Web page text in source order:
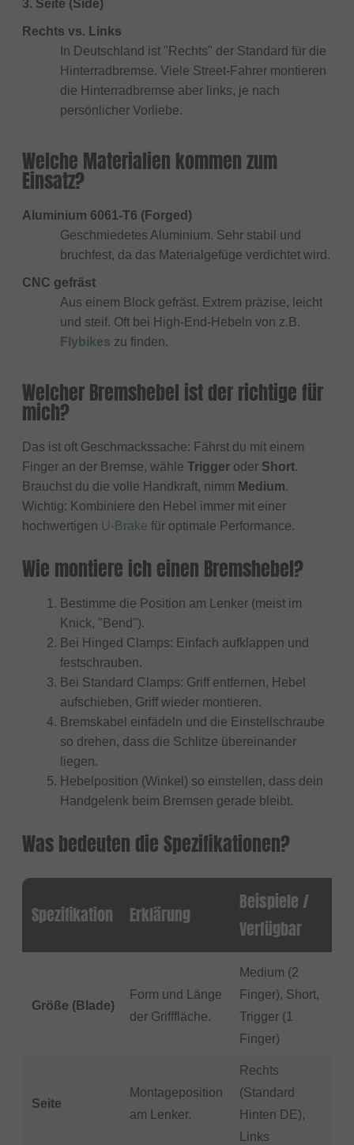
3. Seite (Side)
Rechts vs. Links
In Deutschland ist "Rechts" der Standard für die
Hinterradbremse. Viele Street-Fahrer montieren
die Hinterradbremse aber links, je nach
persönlicher Vorliebe.
Welche Materialien kommen zum
Einsatz?
Aluminium 6061-T6 (Forged)
Geschmiedetes Aluminium. Sehr stabil und
bruchfest, da das Materialgefüge verdichtet wird.
CNC gefräst
Aus einem Block gefräst. Extrem präzise, leicht
und steif. Oft bei High-End-Hebeln von z.B.
Flybikes zu finden.
Welcher Bremshebel ist der richtige für
mich?
Das ist oft Geschmackssache: Fährst du mit einem
Finger an der Bremse, wähle Trigger oder Short.
Brauchst du die volle Handkraft, nimm Medium.
Wichtig: Kombiniere den Hebel immer mit einer
hochwertigen U-Brake für optimale Performance.
Wie montiere ich einen Bremshebel?
Bestimme die Position am Lenker (meist im
Knick, "Bend").
Bei Hinged Clamps: Einfach aufklappen und
festschrauben.
Bei Standard Clamps: Griff entfernen, Hebel
aufschieben, Griff wieder montieren.
Bremskabel einfädeln und die Einstellschraube
so drehen, dass die Schlitze übereinander
liegen.
Hebelposition (Winkel) so einstellen, dass dein
Handgelenk beim Bremsen gerade bleibt.
Was bedeuten die Spezifikationen?
Spezifikation Erklärung
Beispiele /
Verfügbar
Größe (Blade)
Form und Länge
der Grifffläche.
Medium (2
Finger), Short,
Trigger (1
Finger)
Seite
Montageposition
am Lenker.
Rechts
(Standard
Hinten DE),
Links